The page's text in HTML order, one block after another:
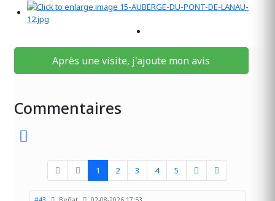
Après une visite, j'ajoute mon avis
Commentaires
1 2 3 4 5